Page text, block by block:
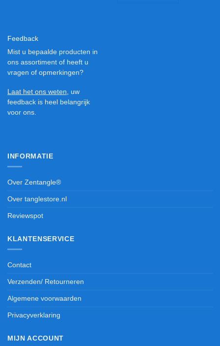
Feedback
Mist u bepaalde producten in
ons assortiment of heeft u
vragen of opmerkingen?
Laat het ons weten, uw
feedback is heel belangrijk
voor ons.
INFORMATIE
Over Zentangle®
Over tanglestore.nl
Reviewspot
KLANTENSERVICE
Contact
Verzenden/ Retourneren
Algemene voorwaarden
Privacyverklaring
MIJN ACCOUNT